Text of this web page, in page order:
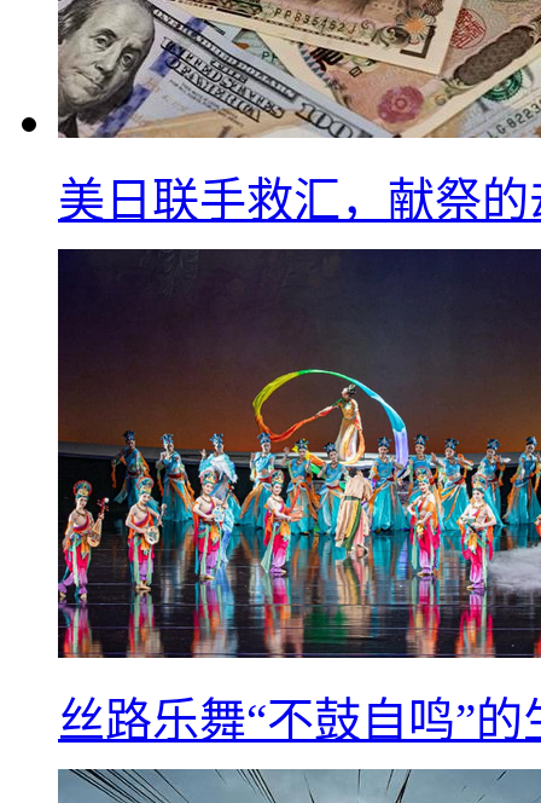
美日联手救汇，献祭
丝路乐舞“不鼓自鸣”